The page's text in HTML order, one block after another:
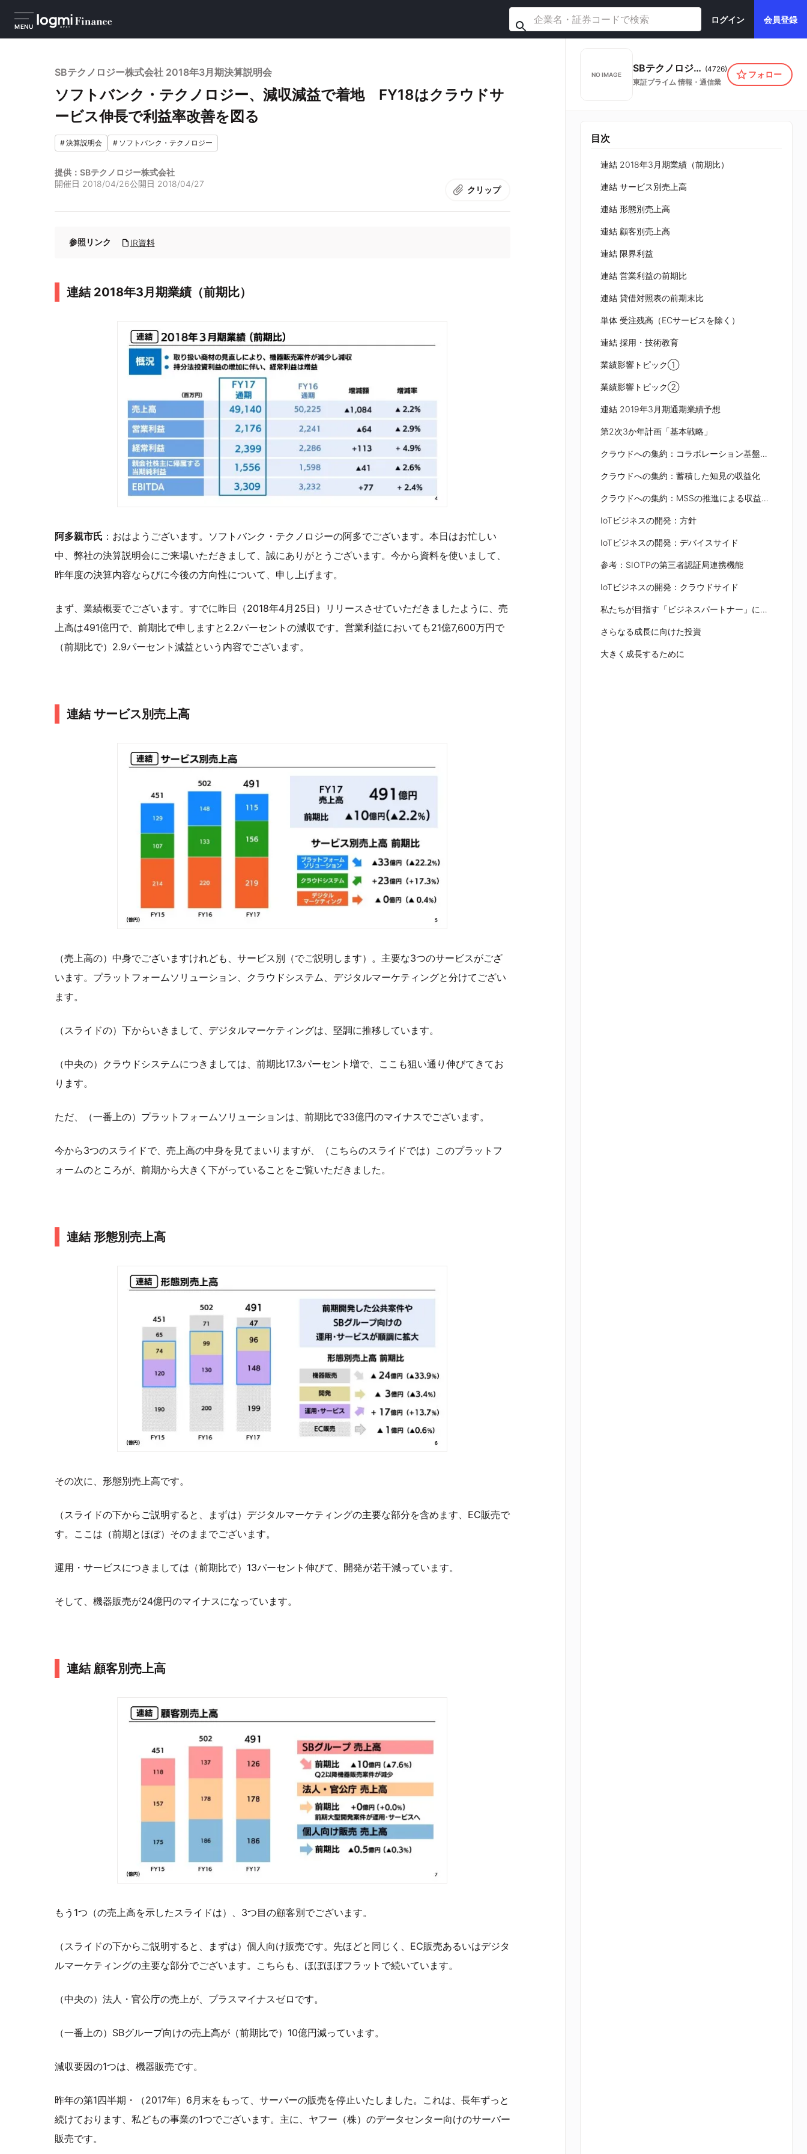
MENU
ログイン 会員登録
SBテクノロジー株式会社 2018年3月期決算説明会
ソフトバンク・テクノロジー、減収減益で着地 FY18はクラウドサ
ービス伸長で利益率改善を図る
#決算説明会 # ソフトバンク・テクノロジー
提供：SBテクノロジー株式会社
開催日 2018/04/26公開日 2018/04/27
クリップ
参照リンク IR資料
連結 2018年3月期業績（前期比）
阿多親市氏 ：おはようございます。ソフトバンク・テクノロジーの阿多でございます。本日はお忙しい
中、弊社の決算説明会にご来場いただきまして、誠にありがとうございます。今から資料を使いまして、
昨年度の決算内容ならびに今後の方向性について、申し上げます。
まず、業績概要でございます。すでに昨日（2018年4月25日）リリースさせていただきましたように、売
上高は491億円で、前期比で申しますと2.2パーセントの減収です。営業利益においても21億7,600万円で
（前期比で）2.9パーセント減益という内容でございます。
連結 サービス別売上高
（売上高の）中身でございますけれども、サービス別（でご説明します）。主要な3つのサービスがござ
います。プラットフォームソリューション、クラウドシステム、デジタルマーケティングと分けてござい
ます。
（スライドの）下からいきまして、デジタルマーケティングは、堅調に推移しています。
（中央の）クラウドシステムにつきましては、前期比17.3パーセント増で、ここも狙い通り伸びてきてお
ります。
ただ、（一番上の）プラットフォームソリューションは、前期比で33億円のマイナスでございます。
今から3つのスライドで、売上高の中身を見てまいりますが、（こちらのスライドでは）このプラットフ
ォームのところが、前期から大きく下がっていることをご覧いただきました。
連結 形態別売上高
その次に、形態別売上高です。
（スライドの下からご説明すると、まずは）デジタルマーケティングの主要な部分を含めます、EC販売で
す。ここは（前期とほぼ）そのままでございます。
運用・サービスにつきましては（前期比で）13パーセント伸びて、開発が若干減っています。
そして、機器販売が24億円のマイナスになっています。
連結 顧客別売上高
もう1つ（の売上高を示したスライドは）、3つ目の顧客別でございます。
（スライドの下からご説明すると、まずは）個人向け販売です。先ほどと同じく、EC販売あるいはデジタ
ルマーケティングの主要な部分でございます。こちらも、ほぼほぼフラットで続いています。
（中央の）法人・官公庁の売上が、プラスマイナスゼロです。
（一番上の）SBグループ向けの売上高が（前期比で）10億円減っています。
減収要因の1つは、機器販売です。
昨年の第1四半期・（2017年）6月末をもって、サーバーの販売を停止いたしました。これは、長年ずっと
続けております、私どもの事業の1つでございます。主に、ヤフー（株）のデータセンター向けのサーバー
販売です。
NO IMAGE
SBテクノロジー株式会社 (4726)
東証プライム 情報・通信業
フォロー
目次
連結 2018年3月期業績（前期比）
連結 サービス別売上高
連結 形態別売上高
連結 顧客別売上高
連結 限界利益
連結 営業利益の前期比
連結 貸借対照表の前期末比
単体 受注残高（ECサービスを除く）
連結 採用・技術教育
業績影響トピック①
業績影響トピック②
連結 2019年3月期通期業績予想
第2次3か年計画「基本戦略」
クラウドへの集約：コラボレーション基盤の知見を蓄積
クラウドへの集約：蓄積した知見の収益化
クラウドへの集約：MSSの推進による収益強化
IoTビジネスの開発：方針
IoTビジネスの開発：デバイスサイド
参考：SIOTPの第三者認証局連携機能
IoTビジネスの開発：クラウドサイド
私たちが目指す「ビジネスパートナー」に向けた取り組み
さらなる成長に向けた投資
大きく成長するために